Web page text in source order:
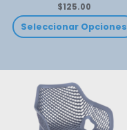
$125.00
Seleccionar Opciones